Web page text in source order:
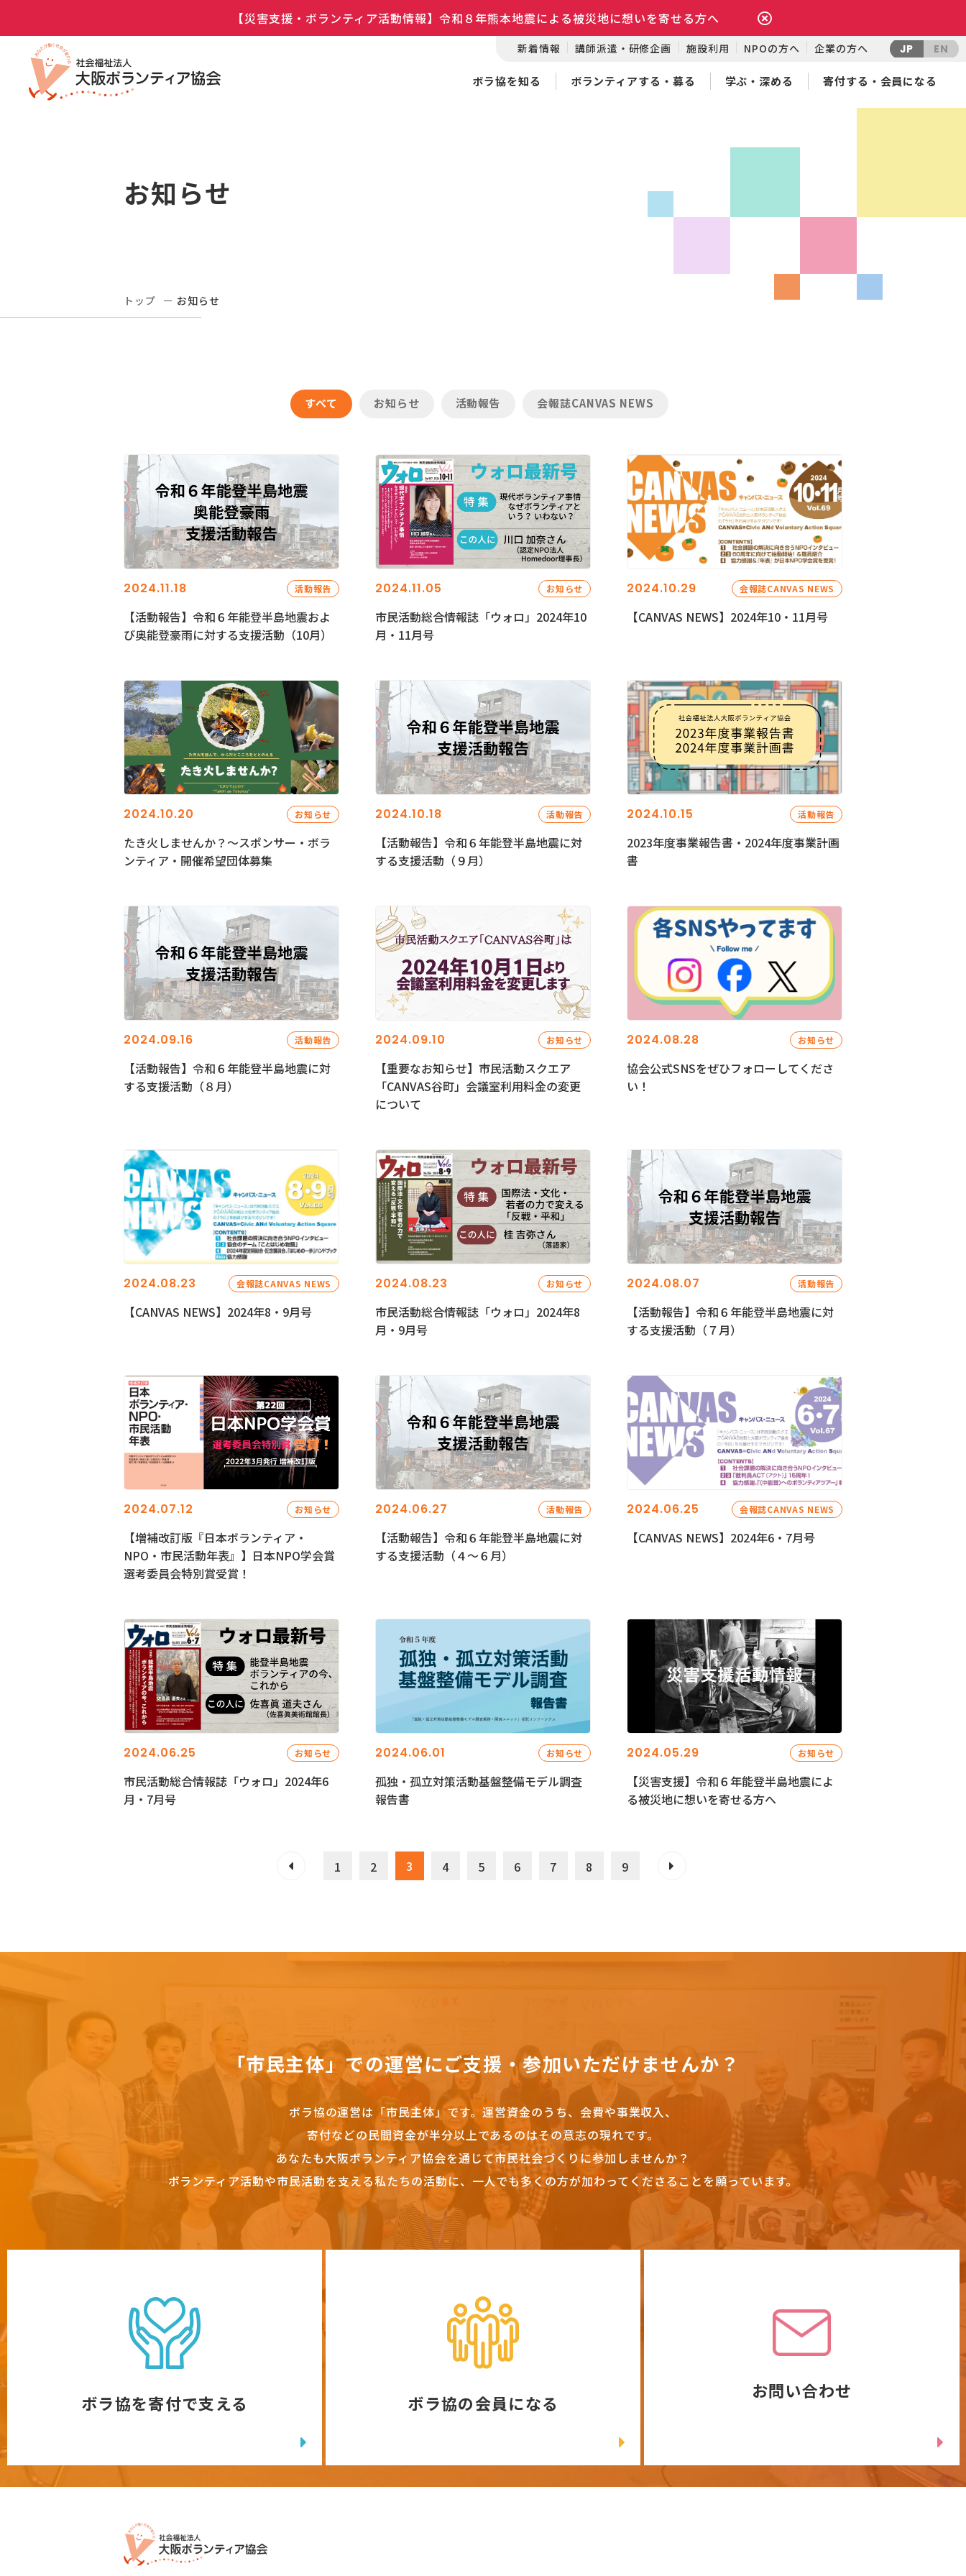
【災害支援・ボランティア活動情報】令和８年熊本地震による被災地に想いを寄せる方へ
新着情報 講師派遣・研修企画 施設利用 NPOの方へ 企業の方へ JP EN
ボラ協を知る ボランティアする・募る 学ぶ・深める 寄付する・会員になる
お知らせ
トップ お知らせ
すべて お知らせ 活動報告 会報誌CANVAS NEWS
2024.11.18 活動報告
【活動報告】令和６年能登半島地震およ
び奥能登豪雨に対する支援活動（10月）
2024.11.05 お知らせ
市民活動総合情報誌「ウォロ」2024年10
月・11月号
2024.10.29 会報誌CANVAS NEWS
【CANVAS NEWS】2024年10・11月号
2024.10.20 お知らせ
たき火しませんか？～スポンサー・ボラ
ンティア・開催希望団体募集
2024.10.18 活動報告
【活動報告】令和６年能登半島地震に対
する支援活動（９月）
2024.10.15 活動報告
2023年度事業報告書・2024年度事業計画
書
2024.09.16 活動報告
【活動報告】令和６年能登半島地震に対
する支援活動（８月）
2024.09.10 お知らせ
【重要なお知らせ】市民活動スクエア
「CANVAS谷町」会議室利用料金の変更
について
2024.08.28 お知らせ
協会公式SNSをぜひフォローしてくださ
い！
2024.08.23 会報誌CANVAS NEWS
【CANVAS NEWS】2024年8・9月号
2024.08.23 お知らせ
市民活動総合情報誌「ウォロ」2024年8
月・9月号
2024.08.07 活動報告
【活動報告】令和６年能登半島地震に対
する支援活動（７月）
2024.07.12 お知らせ
【増補改訂版『日本ボランティア・
NPO・市民活動年表』】日本NPO学会賞
選考委員会特別賞受賞！
2024.06.27 活動報告
【活動報告】令和６年能登半島地震に対
する支援活動（４〜６月）
2024.06.25 会報誌CANVAS NEWS
【CANVAS NEWS】2024年6・7月号
2024.06.25 お知らせ
市民活動総合情報誌「ウォロ」2024年6
月・7月号
2024.06.01 お知らせ
孤独・孤立対策活動基盤整備モデル調査
報告書
2024.05.29 お知らせ
【災害支援】令和６年能登半島地震によ
る被災地に想いを寄せる方へ
1 2 3 4 5 6 7 8 9
「市民主体」での運営にご支援・参加いただけませんか？
ボラ協の運営は「市民主体」です。 運営資金のうち、会費や事業収入、
寄付などの民間資金が半分以上であるのはその意志の現れです。
あなたも大阪ボランティア協会を通じて市民社会づくりに参加しませんか？
ボランティア活動や市民活動を支える私たちの活動に、一人でも多くの方が加わってくださることを願っています。
ボラ協を寄付で支える ボラ協の会員になる
お問い合わせ